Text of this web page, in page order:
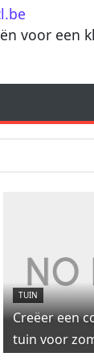
voor een
TUIN
Creëer een
tuin voor